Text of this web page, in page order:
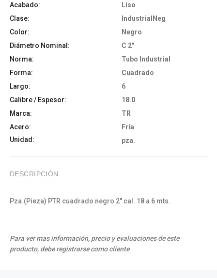
Acabado:
Liso
Clase:
IndustrialNeg
Color:
Negro
Diámetro Nominal:
C 2"
Norma:
Tubo Industrial
Forma:
Cuadrado
Largo:
6
Calibre / Espesor:
18.0
Marca:
TR
Acero:
Fría
Unidad:
pza.
DESCRIPCIÓN
Pza.(Pieza) PTR cuadrado negro 2" cal. 18 a 6 mts.
Para ver mas información, precio y evaluaciones de este
producto, debe registrarse como cliente